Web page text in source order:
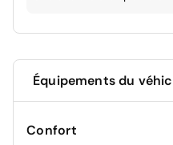
Équipements du
Confort